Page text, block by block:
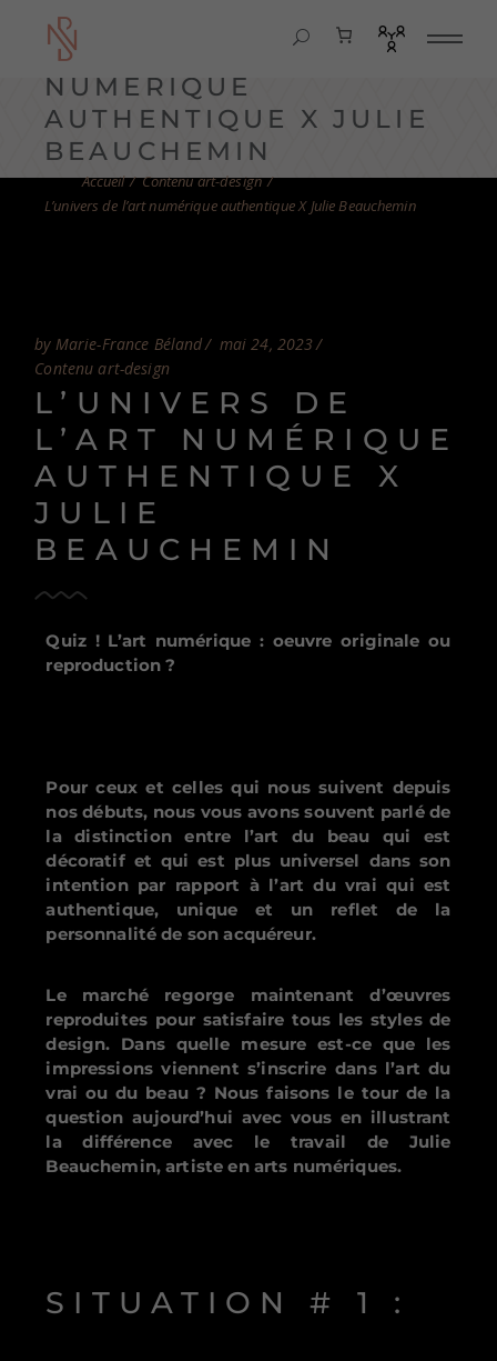
L’UNIVERS DE L’ART
NUMÉRIQUE
AUTHENTIQUE X JULIE
BEAUCHEMIN
Contenu art-design
L’univers de l’art numérique authentique X Julie Beauchemin
by Marie-France Béland
mai 24, 2023
Contenu art-design
L’UNIVERS DE
L’ART NUMÉRIQUE
AUTHENTIQUE X
JULIE
BEAUCHEMIN
Quiz ! L’art numérique : oeuvre originale ou
reproduction ?
Pour ceux et celles qui nous suivent depuis
nos débuts, nous vous avons souvent parlé de
la distinction entre l’art du beau qui est
décoratif et qui est plus universel dans son
intention par rapport à l’art du vrai qui est
authentique, unique et un reflet de la
personnalité de son acquéreur.
Le marché regorge maintenant d’œuvres
reproduites pour satisfaire tous les styles de
design. Dans quelle mesure est-ce que les
impressions viennent s’inscrire dans l’art du
vrai ou du beau ? Nous faisons le tour de la
question aujourd’hui avec vous en illustrant
la différence avec le travail de Julie
Beauchemin, artiste en arts numériques.
SITUATION # 1 :